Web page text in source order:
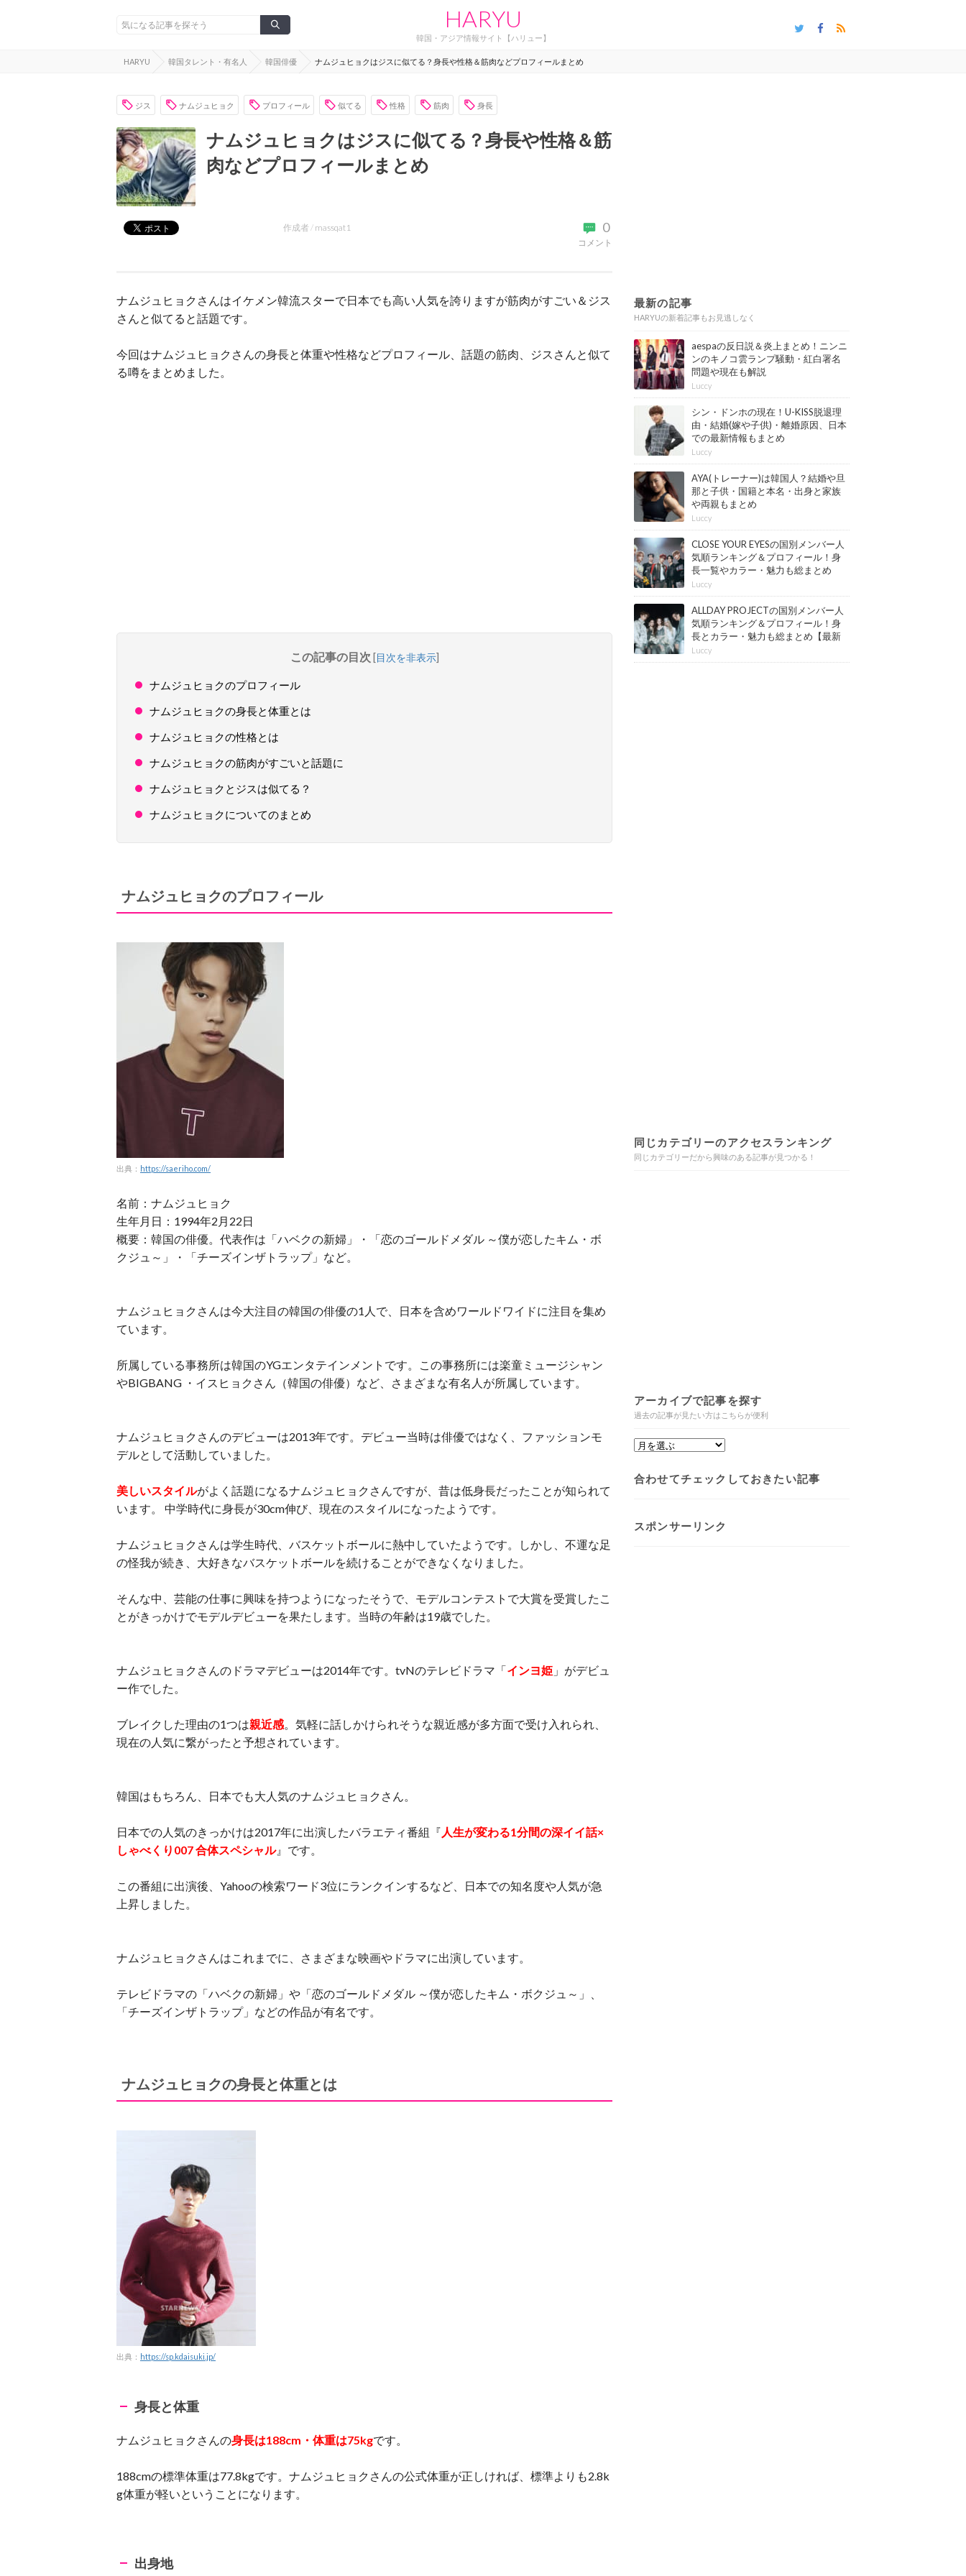
HARYU
韓国・アジア情報サイト【ハリュー】
HARYU 韓国タレント・有名人 韓国俳優 ナムジュヒョクはジスに似てる？身長や性格＆筋肉などプロフィールまとめ
ジス ナムジュヒョク プロフィール 似てる 性格 筋肉 身長
ナムジュヒョクはジスに似てる？身長や性格＆筋
肉などプロフィールまとめ
0
コメント
作成者 / massqat1
ナムジュヒョクさんはイケメン韓流スターで日本でも高い人気を誇りますが筋肉がすごい＆ジス
さんと似てると話題です。
今回はナムジュヒョクさんの身長と体重や性格などプロフィール、話題の筋肉、ジスさんと似て
る噂をまとめました。
この記事の目次 [目次を非表示]
ナムジュヒョクのプロフィール
ナムジュヒョクの身長と体重とは
ナムジュヒョクの性格とは
ナムジュヒョクの筋肉がすごいと話題に
ナムジュヒョクとジスは似てる？
ナムジュヒョクについてのまとめ
ナムジュヒョクのプロフィール
出典： https://saeriho.com/
名前：ナムジュヒョク
生年月日：1994年2月22日
概要：韓国の俳優。代表作は「ハベクの新婦」・「恋のゴールドメダル ～僕が恋したキム・ボ
クジュ～」・「チーズインザトラップ」など。
ナムジュヒョクさんは今大注目の韓国の俳優の1人で、日本を含めワールドワイドに注目を集め
ています。
所属している事務所は韓国のYGエンタテインメントです。この事務所には楽童ミュージシャン
やBIGBANG ・イスヒョクさん（韓国の俳優）など、さまざまな有名人が所属しています。
ナムジュヒョクさんのデビューは2013年です。デビュー当時は俳優ではなく、ファッションモ
デルとして活動していました。
美しいスタイルがよく話題になるナムジュヒョクさんですが、昔は低身長だったことが知られて
います。 中学時代に身長が30cm伸び、現在のスタイルになったようです。
ナムジュヒョクさんは学生時代、バスケットボールに熱中していたようです。しかし、不運な足
の怪我が続き、大好きなバスケットボールを続けることができなくなりました。
そんな中、芸能の仕事に興味を持つようになったそうで、モデルコンテストで大賞を受賞したこ
とがきっかけでモデルデビューを果たします。当時の年齢は19歳でした。
ナムジュヒョクさんのドラマデビューは2014年です。tvNのテレビドラマ「インヨ姫 」がデビュ
ー作でした。
ブレイクした理由の1つは親近感。気軽に話しかけられそうな親近感が多方面で受け入れられ、
現在の人気に繋がったと予想されています。
韓国はもちろん、日本でも大人気のナムジュヒョクさん。
日本での人気のきっかけは2017年に出演したバラエティ番組『 人生が変わる1分間の深イイ話×
しゃべくり007 合体スペシャル』です。
この番組に出演後、Yahooの検索ワード3位にランクインするなど、日本での知名度や人気が急
上昇しました。
ナムジュヒョクさんはこれまでに、さまざまな映画やドラマに出演しています。
テレビドラマの「ハベクの新婦」や「恋のゴールドメダル ～僕が恋したキム・ボクジュ～」、
「チーズインザトラップ」などの作品が有名です。
ナムジュヒョクの身長と体重とは
出典： https://sp.kdaisuki.jp/
身長と体重
ナムジュヒョクさんの身長は188cm・体重は75kgです。
188cmの標準体重は77.8kgです。ナムジュヒョクさんの公式体重が正しければ、標準よりも2.8k
g体重が軽いということになります。
出身地
最新の記事
HARYUの新着記事もお見逃しなく
aespaの反日説＆炎上まとめ！ニンニ
ンのキノコ雲ランプ騒動・紅白署名
問題や現在も解説
Luccy
シン・ドンホの現在！U-KISS脱退理
由・結婚(嫁や子供)・離婚原因、日本
での最新情報もまとめ
Luccy
AYA(トレーナー)は韓国人？結婚や旦
那と子供・国籍と本名・出身と家族
や両親もまとめ
Luccy
CLOSE YOUR EYESの国別メンバー人
気順ランキング＆プロフィール！身
長一覧やカラー・魅力も総まとめ
【最新版】
Luccy
ALLDAY PROJECTの国別メンバー人
気順ランキング＆プロフィール！身
長とカラー・魅力も総まとめ【最新
版】
Luccy
同じカテゴリーのアクセスランキング
同じカテゴリーだから興味のある記事が見つかる！
アーカイブで記事を探す
過去の記事が見たい方はこちらが便利
合わせてチェックしておきたい記事
スポンサーリンク